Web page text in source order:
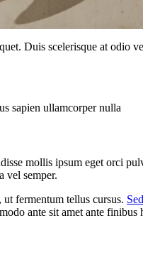
Duis scelerisque at odio
sapien ullamcorper nulla
mollis ipsum eget orci
vel semper.
fermentum tellus cursus.
ante sit amet ante